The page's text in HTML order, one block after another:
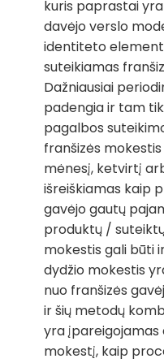
kuris paprastai
davėjo verslo
identiteto
suteikiamas
Dažniausiai
padengia ir tam
pagalbos
franšizės
mėnesį, ketvirtį
išreiškiamas kaip
gavėjo gautų
produktų /
mokestis gali būti
dydžio mokestis
nuo franšizės
ir šių metodų
yra įpareigojamas
mokestį, kaip